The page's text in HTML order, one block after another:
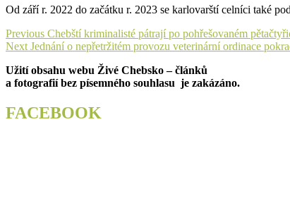
Od září r. 2022 do začátku r. 2023 se karlovarští celníci také
Navigace
pro
příspěvek
Previous Previous
post:
Chebští kriminalisté pátrají po pohřešovaném
Next Next
Jednání o nepřetržitém provozu veterinární ordinace
Užití obsahu webu Živé Chebsko – článků
a fotografií bez písemného souhlasu je zakázáno.
FACEBOOK